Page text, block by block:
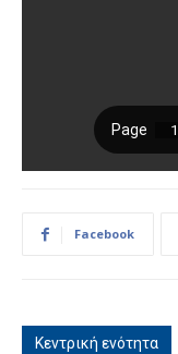
Facebook
Κεντρική ενότητα